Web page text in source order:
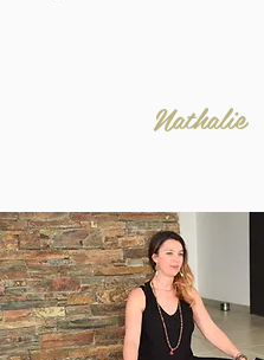
Nathalie